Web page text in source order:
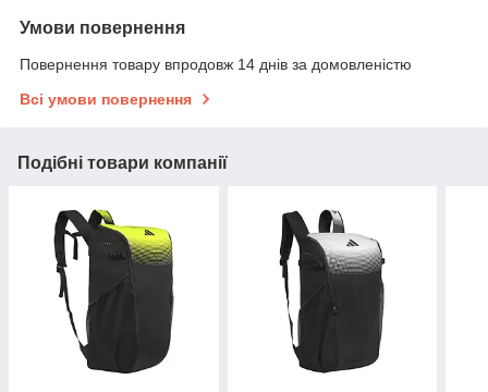
Умови повернення
Повернення товару впродовж 14 днів за домовленістю
Всі умови повернення
Подібні товари компанії